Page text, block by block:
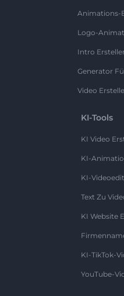
Animations-
Logo-
Intro Ersteller
Generator
Video
KI-Tools
KI Video
KI-
KI-
Text Zu
KI Website
KI-TikTok-
YouTube-